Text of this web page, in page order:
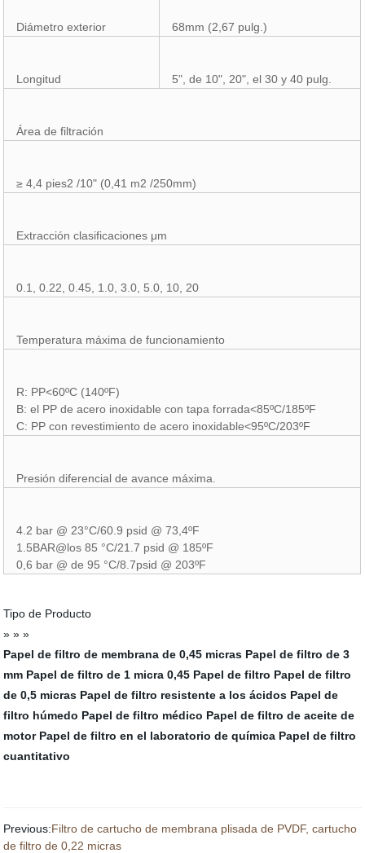
Diámetro exterior 68mm (2,67 pulg.)
Longitud 5", de 10", 20", el 30 y 40 pulg.
Área de filtración
≥ 4,4 pies2 /10" (0,41 m2 /250mm)
Extracción clasificaciones μm
0.1, 0.22, 0.45, 1.0, 3.0, 5.0, 10, 20
Temperatura máxima de funcionamiento
R: PP<60ºC (140ºF)
B: el PP de acero inoxidable con tapa forrada<85ºC/185ºF
C: PP con revestimiento de acero inoxidable<95ºC/203ºF
Presión diferencial de avance máxima.
4.2 bar @ 23°C/60.9 psid @ 73,4ºF
1.5BAR@los 85 °C/21.7 psid @ 185ºF
0,6 bar @ de 95 °C/8.7psid @ 203ºF
Tipo de Producto
» » »
Papel de filtro de membrana de 0,45 micras Papel de filtro de 3
mm Papel de filtro de 1 micra 0,45 Papel de filtro Papel de filtro
de 0,5 micras Papel de filtro resistente a los ácidos Papel de
filtro húmedo Papel de filtro médico Papel de filtro de aceite de
motor Papel de filtro en el laboratorio de química Papel de filtro
cuantitativo
Previous:Filtro de cartucho de membrana plisada de PVDF, cartucho
de filtro de 0,22 micras